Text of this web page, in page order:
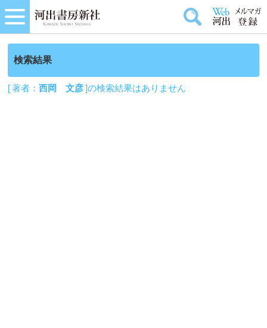
検索結果
[ 著者：西岡 文彦]の検索結果はありません